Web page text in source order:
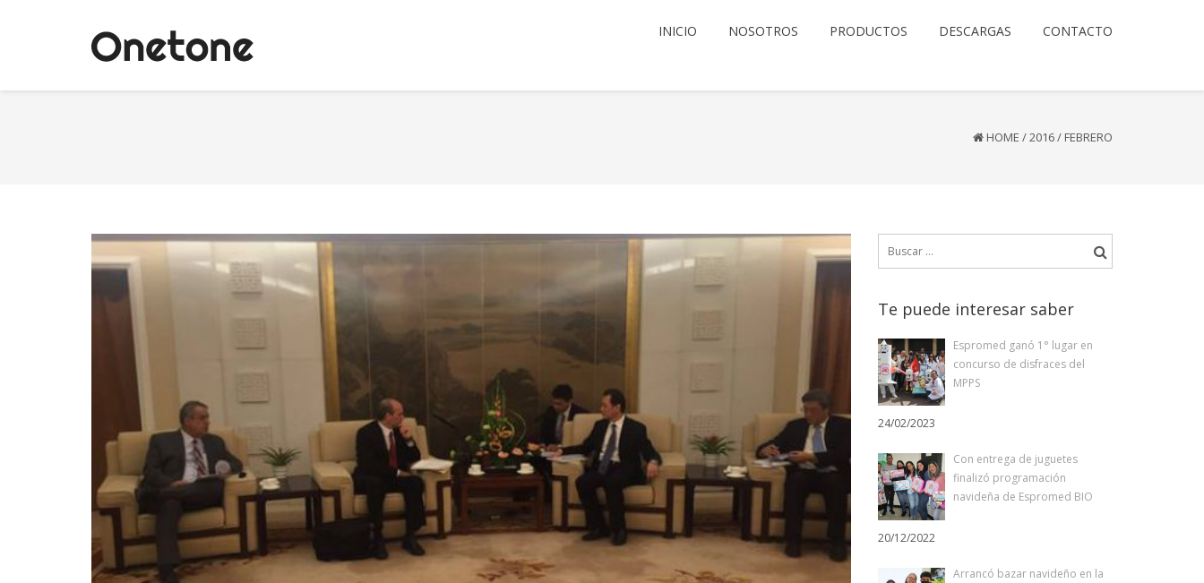
INICIO NOSOTROS PRODUCTOS DESCARGAS CONTACTO
HOME /2016/ FEBRERO
Te puede interesar saber
Espromed ganó 1° lugar en
concurso de disfraces del
MPPS
24/02/2023
Con entrega de juguetes
finalizó programación
navideña de Espromed BIO
20/12/2022
Arrancó bazar navideño en la